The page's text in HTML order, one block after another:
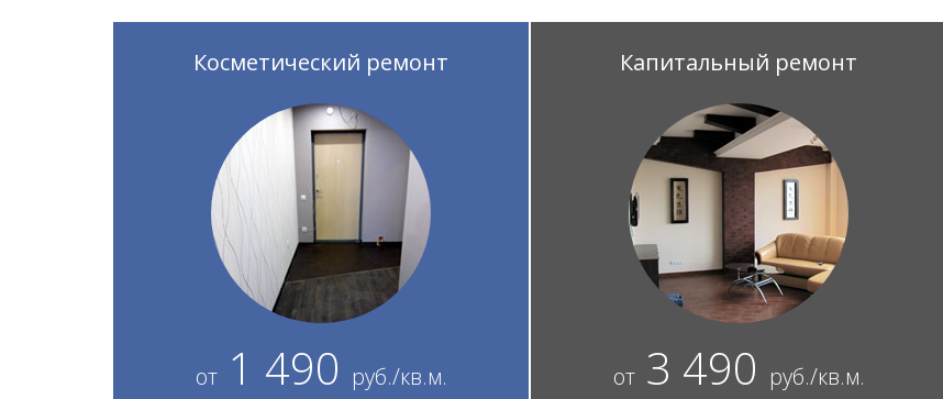
Косметический ремонт
от1 490 руб./кв.м.
Капитальный ремонт
от3 490 руб./кв.м.